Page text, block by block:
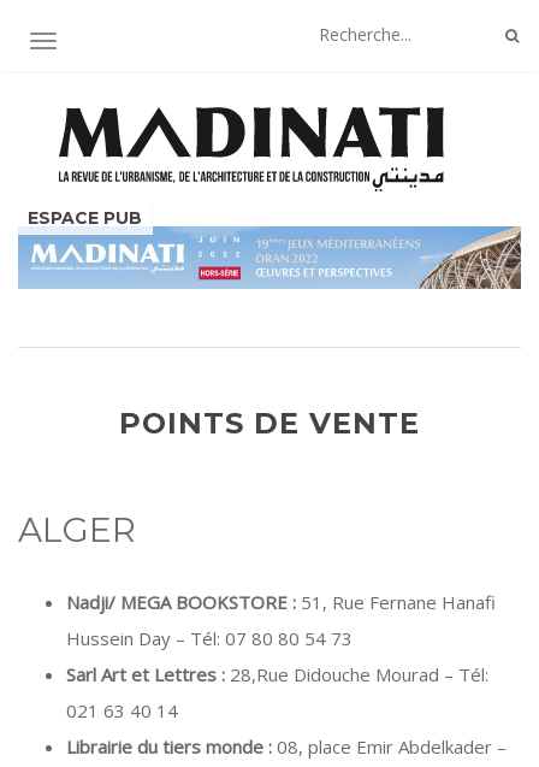
AFFICHER/MASQUER LA NAVIGATION
POINTS DE VENTE
ALGER
Nadji/ MEGA BOOKSTORE : 51, Rue Fernane Hanafi
Hussein Day – Tél: 07 80 80 54 73
Sarl Art et Lettres : 28,Rue Didouche Mourad – Tél:
021 63 40 14
Librairie du tiers monde : 08, place Emir Abdelkader –